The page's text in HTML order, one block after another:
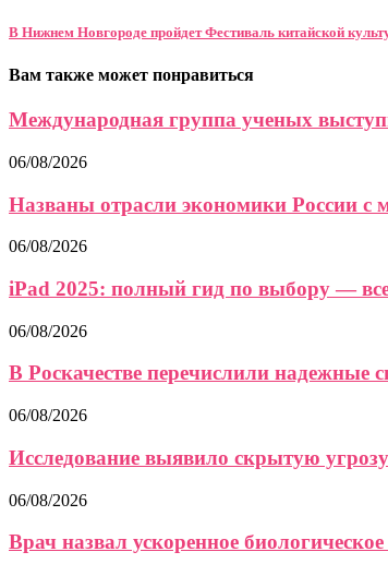
В Нижнем Новгороде пройдет Фестиваль китайской
Вам также может понравиться
Международная группа ученых
06/08/2026
Названы отрасли экономики России с
06/08/2026
iPad 2025: полный гид по выбору —
06/08/2026
В Роскачестве перечислили надежные
06/08/2026
Исследование выявило скрытую
06/08/2026
Врач назвал ускоренное